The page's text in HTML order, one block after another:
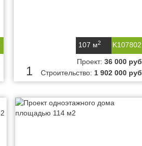
K107802
107 м2
1
Проект:36 000 руб
Строительство: 1 902 000 руб